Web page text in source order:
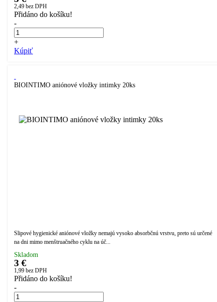
2,49 bez DPH
Přidáno do košíku!
-
+
Kúpiť
BIOINTIMO aniónové vložky intimky 20ks
Slipové hygienické aniónové vložky nemajú vysoko absorbčnú vrstvu, preto sú určené
na dni mimo menštruačného cyklu na úč...
Skladom
3 €
1,99 bez DPH
Přidáno do košíku!
-